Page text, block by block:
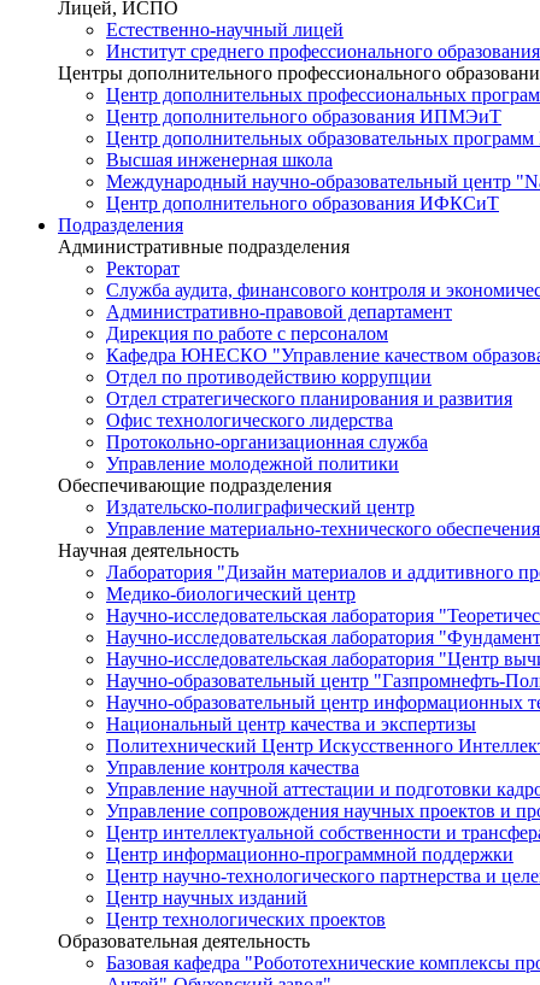
Лицей, ИСПО
Естественно-научный лицей
Институт среднего профессионального образования
Центры дополнительного профессионального
Центр дополнительных профессиональных
Центр дополнительного образования ИПМЭиТ
Центр дополнительных образовательных
Высшая инженерная школа
Международный научно-образовательный центр
Центр дополнительного образования ИФКСиТ
Подразделения
Административные подразделения
Ректорат
Служба аудита, финансового контроля и
Административно-правовой департамент
Дирекция по работе с персоналом
Кафедра ЮНЕСКО "Управление качеством
Отдел по противодействию коррупции
Отдел стратегического планирования и развития
Офис технологического лидерства
Протокольно-организационная служба
Управление молодежной политики
Обеспечивающие подразделения
Издательско-полиграфический центр
Управление материально-технического обеспечения
Научная деятельность
Лаборатория "Дизайн материалов и аддитивного
Медико-биологический центр
Научно-исследовательская лаборатория
Научно-исследовательская лаборатория
Научно-исследовательская лаборатория "Центр
Научно-образовательный центр "Газпромнефть-
Научно-образовательный центр информационных
Национальный центр качества и экспертизы
Политехнический Центр Искусственного
Управление контроля качества
Управление научной аттестации и подготовки
Управление сопровождения научных проектов и
Центр интеллектуальной собственности и
Центр информационно-программной поддержки
Центр научно-технологического партнерства и
Центр научных изданий
Центр технологических проектов
Образовательная деятельность
Базовая кафедра "Робототехнические комплексы